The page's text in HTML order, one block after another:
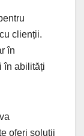
clienții.
în
în abilități
oferi soluții